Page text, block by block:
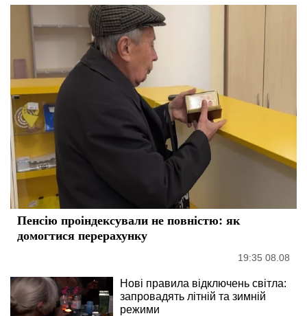
Пенсію проіндексували не повністю: як
домогтися перерахунку
19:35 08.08
Нові правила відключень світла:
запровадять літній та зимній
режими